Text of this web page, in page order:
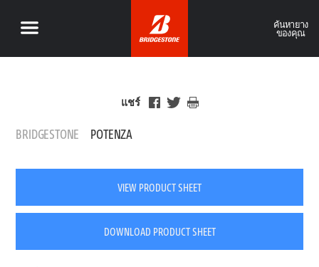
ค้นหายาง
ของคุณ
แชร์
BRIDGESTONE POTENZA
VIEW PRODUCT SHEET
DOWNLOAD PRODUCT SHEET